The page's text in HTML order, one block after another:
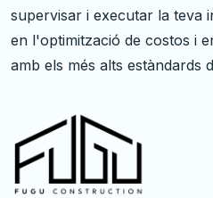
supervisar i executar la teva
en l'optimització de costos i
amb els més alts estàndards